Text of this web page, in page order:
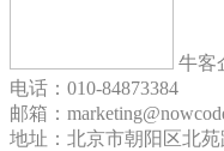
牛客
电话：010-84873384
邮箱：
地址：北京市朝阳区北